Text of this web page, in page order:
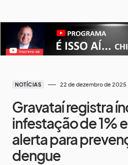
NOTÍCIAS 22 de dezembro de 2025
Gravataí registra
infestação de 1%
alerta para
dengue